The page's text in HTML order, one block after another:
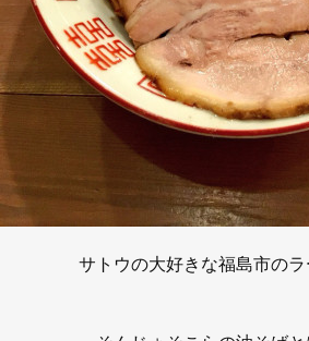
サトウの大好きな福島市の